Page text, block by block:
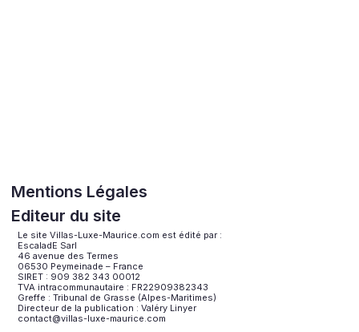
Mentions Légales
Editeur du site
Le site Villas-Luxe-Maurice.com est édité par :
EscaladE Sarl
46 avenue des Termes
06530 Peymeinade – France
SIRET : 909 382 343 00012
TVA intracommunautaire : FR22909382343
Greffe : Tribunal de Grasse (Alpes-Maritimes)
Directeur de la publication : Valéry Linyer
contact@villas-luxe-maurice.com